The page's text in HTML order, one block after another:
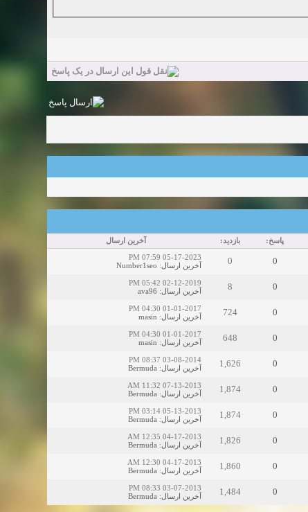
پاسخ: بازدید: آخرین ارسال
0
0
05-17-2023 07:59 PM
آخرین ارسال:
Number1seo
0
8
02-12-2019 05:42 PM
آخرین ارسال:
ava96
0
724
01-01-2017 04:30 PM
آخرین ارسال:
masin
0
648
01-01-2017 04:30 PM
آخرین ارسال:
masin
0
1,626
03-08-2014 08:37 PM
آخرین ارسال:
Bermuda
0
1,874
07-13-2013 11:32 AM
آخرین ارسال:
Bermuda
0
1,874
05-13-2013 03:14 PM
آخرین ارسال:
Bermuda
0
1,826
04-17-2013 12:35 AM
آخرین ارسال:
Bermuda
0
1,860
04-17-2013 12:30 AM
آخرین ارسال:
Bermuda
0
1,484
03-07-2013 08:33 PM
آخرین ارسال:
Bermuda